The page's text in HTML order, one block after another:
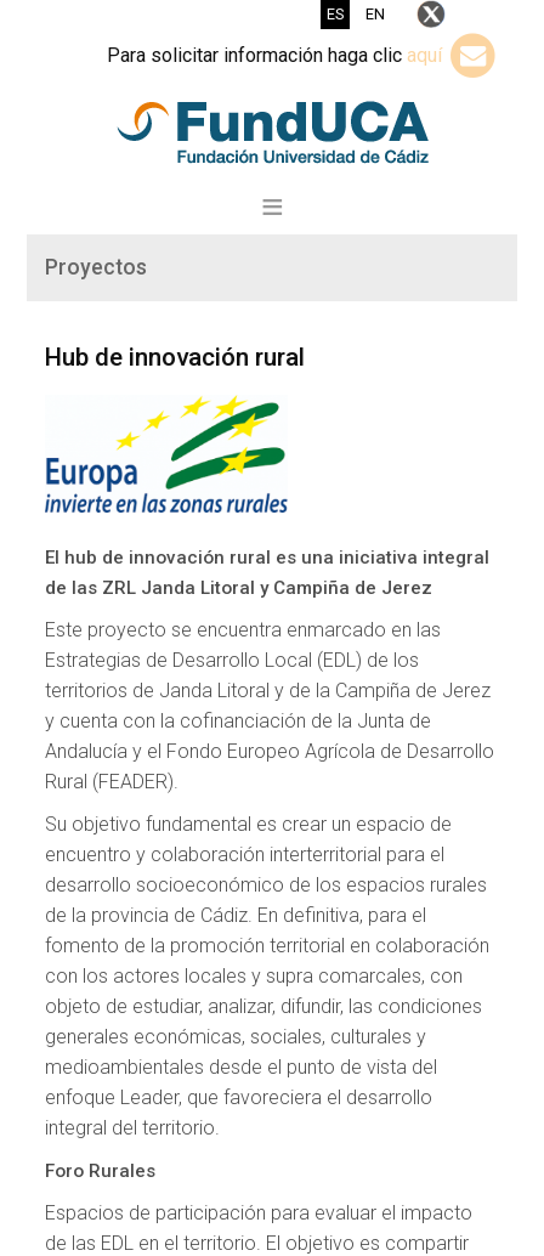
ES EN
Para solicitar información haga clic aquí
Proyectos
Hub de innovación rural
El hub de innovación rural es una iniciativa integral
de las ZRL Janda Litoral y Campiña de Jerez
Este proyecto se encuentra enmarcado en las
Estrategias de Desarrollo Local (EDL) de los
territorios de Janda Litoral y de la Campiña de Jerez
y cuenta con la cofinanciación de la Junta de
Andalucía y el Fondo Europeo Agrícola de Desarrollo
Rural (FEADER).
Su objetivo fundamental es crear un espacio de
encuentro y colaboración interterritorial para el
desarrollo socioeconómico de los espacios rurales
de la provincia de Cádiz. En definitiva, para el
fomento de la promoción territorial en colaboración
con los actores locales y supra comarcales, con
objeto de estudiar, analizar, difundir, las condiciones
generales económicas, sociales, culturales y
medioambientales desde el punto de vista del
enfoque Leader, que favoreciera el desarrollo
integral del territorio.
Foro Rurales
Espacios de participación para evaluar el impacto
de las EDL en el territorio. El objetivo es compartir